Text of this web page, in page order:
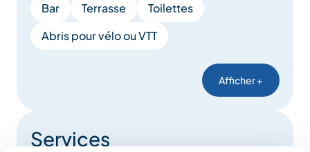
Bar
Terrasse
Toilettes
Abris pour vélo ou VTT
Afficher +
Services